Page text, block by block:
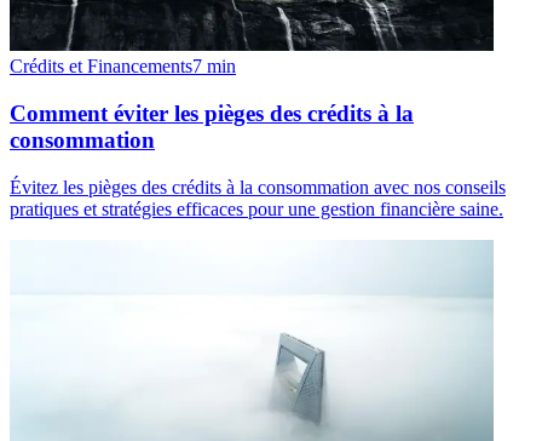
Crédits et Financements7 min
Comment éviter les pièges des crédits à la
consommation
Évitez les pièges des crédits à la consommation avec nos conseils
pratiques et stratégies efficaces pour une gestion financière saine.